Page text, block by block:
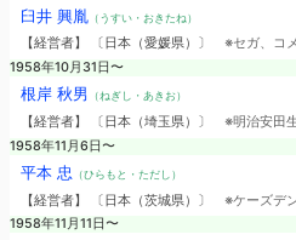
臼井 興胤（うすい・おきたね）
【経営者】 〔日本（愛媛県）〕 ※セガ、コ
1958年10月31日〜
根岸 秋男 （ねぎし・あきお）
【経営者】 〔日本（埼玉県）〕 ※明治安田
1958年11月6日〜
平本 忠 （ひらもと・ただし）
【経営者】 〔日本（茨城県）〕 ※ケーズデ
1958年11月11日〜